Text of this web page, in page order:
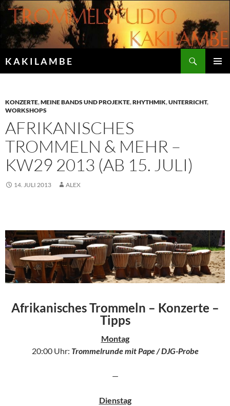
Zum
Inhalt
springen
K A K I L A M B E
KONZERTE,MEINE BANDS UND PROJEKTE,RHYTHMIK,UNTERRICHT,
WORKSHOPS
AFRIKANISCHES
TROMMELN & MEHR –
KW29 2013 (AB 15. JULI)
14. JULI 2013 ALEX
Afrikanisches Trommeln – Konzerte –
Tipps
Montag
20:00 Uhr: Trommelrundemit Pape / DJG-Probe
—
Dienstag